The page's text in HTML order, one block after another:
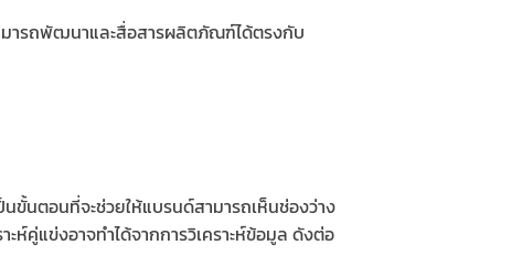
มารถพัฒนาและสื่อสารผลิตภัณฑ์ได้ตรงกับ
ขั้นตอนที่จะช่วยให้แบรนด์สามารถเห็นช่องว่าง
ห์คู่แข่งอาจทำได้จากการวิเคราะห์ข้อมูล ดังต่อ